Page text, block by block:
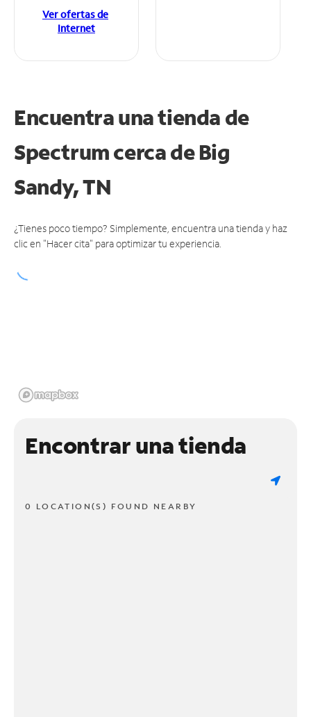
Ver ofertas de
Internet
Encuentra una tienda de
Spectrumcerca de Big
Sandy, TN
¿Tienes poco tiempo? Simplemente, encuentra una tienda y haz
clic en "Hacer cita" para optimizar tu experiencia.
Encontrar una tienda
0 LOCATION(S) FOUND NEARBY